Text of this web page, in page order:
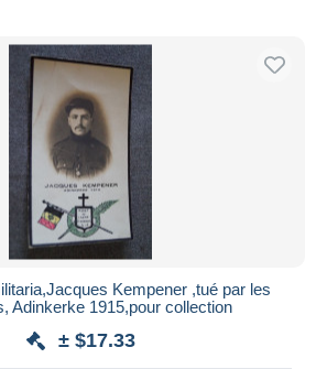
Kempener ,tué par les
Adinkerke 1915,pour collection
± $17.33